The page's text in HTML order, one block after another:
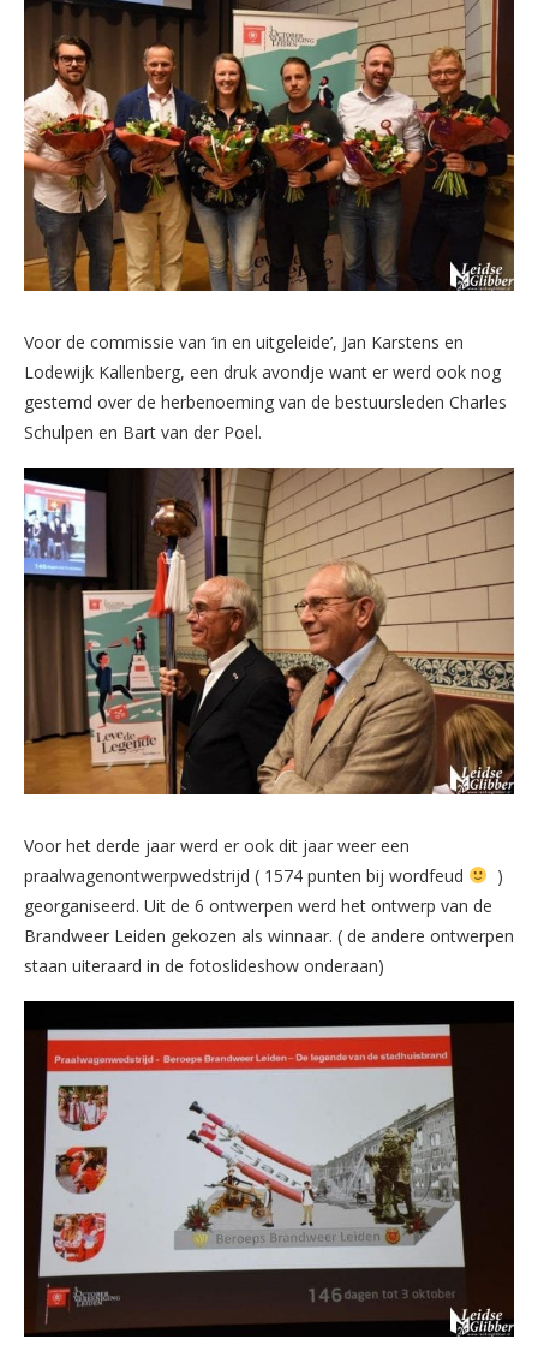
Voor de commissie van ‘in en uitgeleide’, Jan Karstens en
Lodewijk Kallenberg, een druk avondje want er werd ook nog
gestemd over de herbenoeming van de bestuursleden Charles
Schulpen en Bart van der Poel.
Voor het derde jaar werd er ook dit jaar weer een
praalwagenontwerpwedstrijd ( 1574 punten bij wordfeud
)
georganiseerd. Uit de 6 ontwerpen werd het ontwerp van de
Brandweer Leiden gekozen als winnaar. ( de andere ontwerpen
staan uiteraard in de fotoslideshow onderaan)